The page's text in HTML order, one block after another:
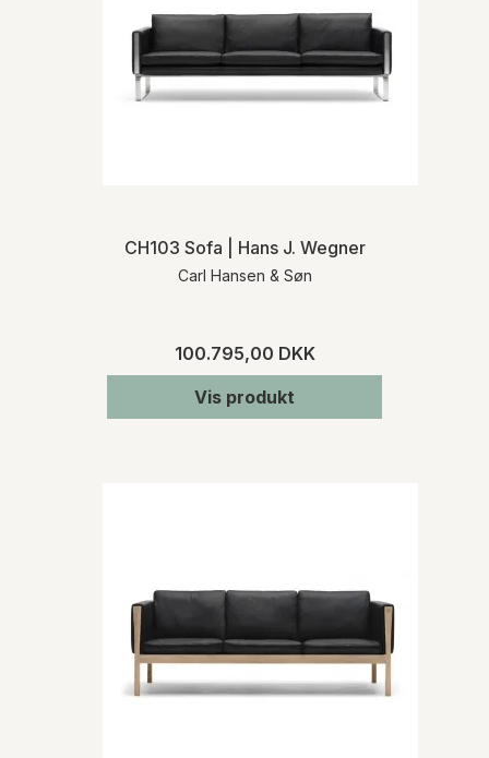
CH103 Sofa | Hans J. Wegner
Carl Hansen & Søn
100.795,00 DKK
Vis produkt